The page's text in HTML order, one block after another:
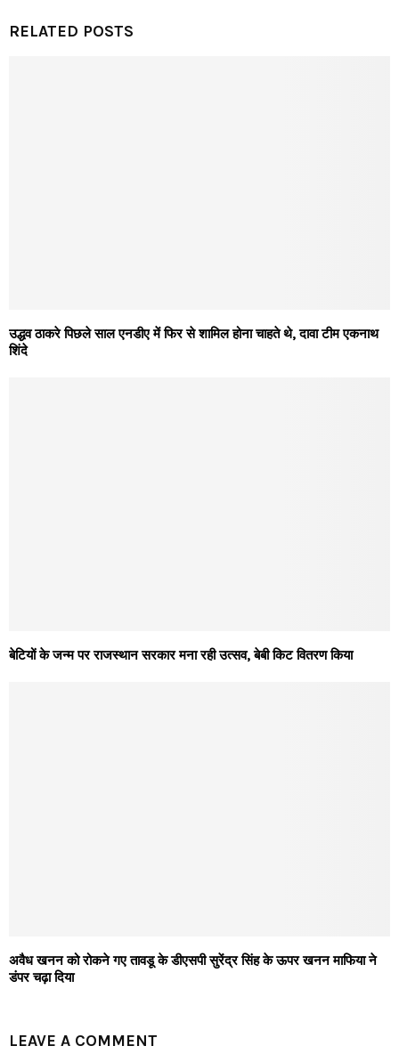
RELATED POSTS
उद्धव ठाकरे पिछले साल एनडीए में फिर से शामिल होना चाहते थे, दावा टीम एकनाथ
शिंदे
बेटियों के जन्म पर राजस्थान सरकार मना रही उत्सव, बेबी किट वितरण किया
अवैध खनन को रोकने गए तावडू के डीएसपी सुरेंद्र सिंह के ऊपर खनन माफिया ने
डंपर चढ़ा दिया
LEAVE A COMMENT